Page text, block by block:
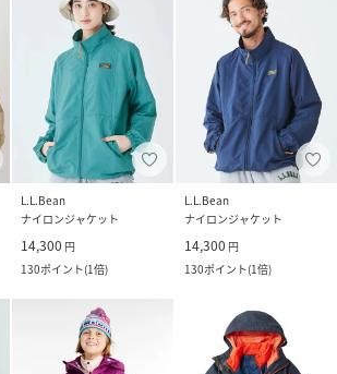
L.L.Bean
ナイロンジャケット
14,300 円
130ポイント(1倍)
L.L.Bean
ナイロンジャケット
14,300 円
130ポイント(1倍)